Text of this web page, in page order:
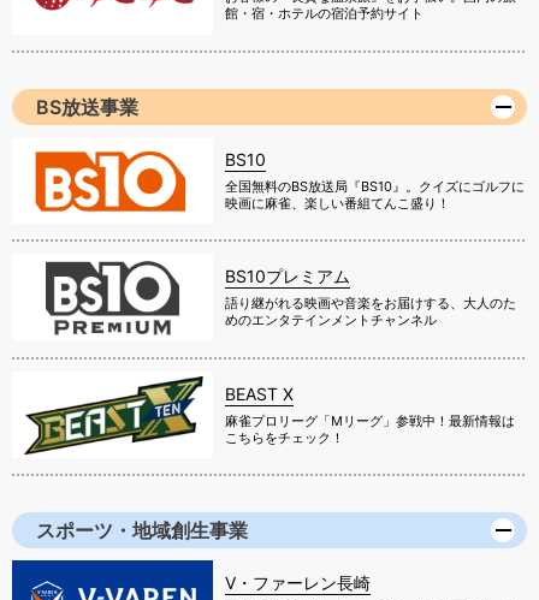
館・宿・ホテルの宿泊予約サイト
BS放送事業
BS10
全国無料のBS放送局『BS10』。クイズにゴルフに
映画に麻雀、楽しい番組てんこ盛り！
BS10プレミアム
語り継がれる映画や音楽をお届けする、大人のた
めのエンタテインメントチャンネル
BEAST X
麻雀プロリーグ「Mリーグ」参戦中！最新情報は
こちらをチェック！
スポーツ・地域創生事業
V・ファーレン長崎